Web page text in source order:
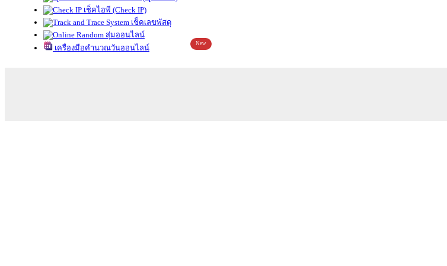
เช็คไอพี (Check IP)
เช็คเลขพัสดุ
สุ่มออนไลน์
เครื่องมือคำนวณวันออนไลน์
New